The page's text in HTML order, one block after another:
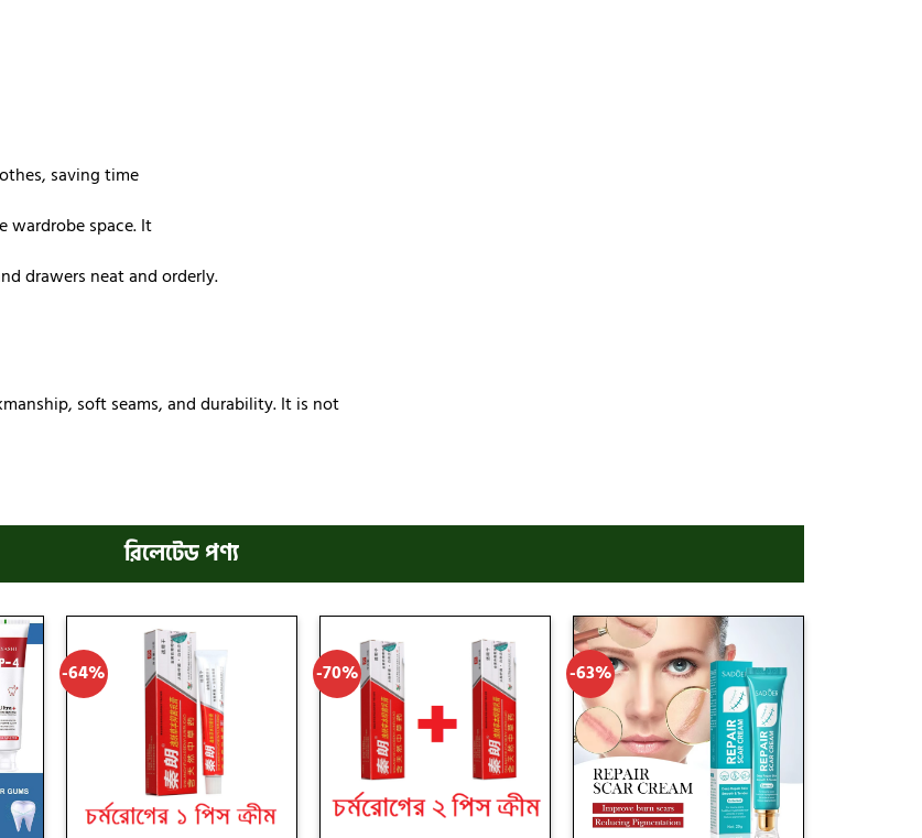
saving time
wardrobe space. It
drawers neat and orderly.
soft seams, and durability. It is not
রিলেটেড পণ্য
Add
to
-64% -70% Add
to
wishlist
-63% Add
to
wishlist